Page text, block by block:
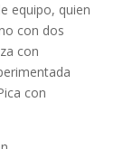
equipo, quien
con dos
con
con